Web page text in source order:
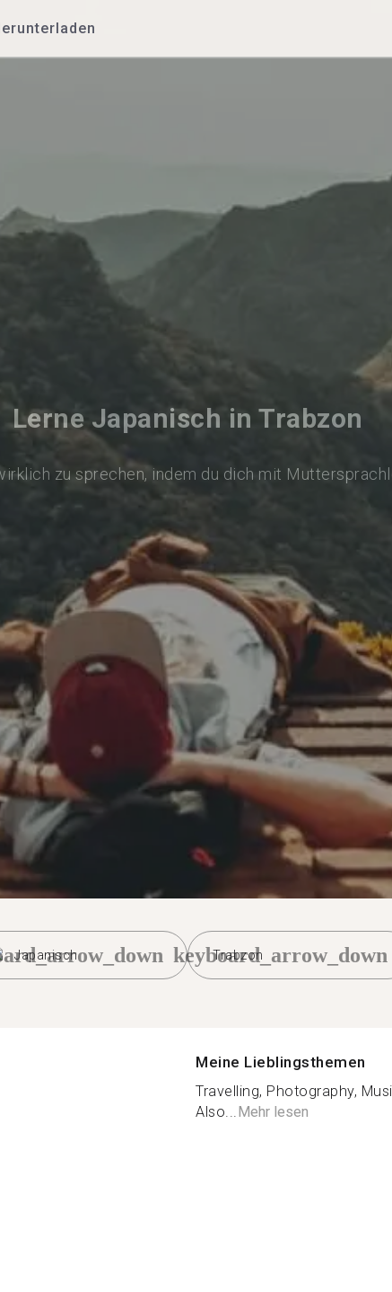
Lerne Japanisch in Trabzon
zu sprechen, indem du dich mit
Japanisch Trabzon
keyboard_arrow_down
Meine Lieblingsthemen
Travelling, Photography,
Also...Mehr lesen